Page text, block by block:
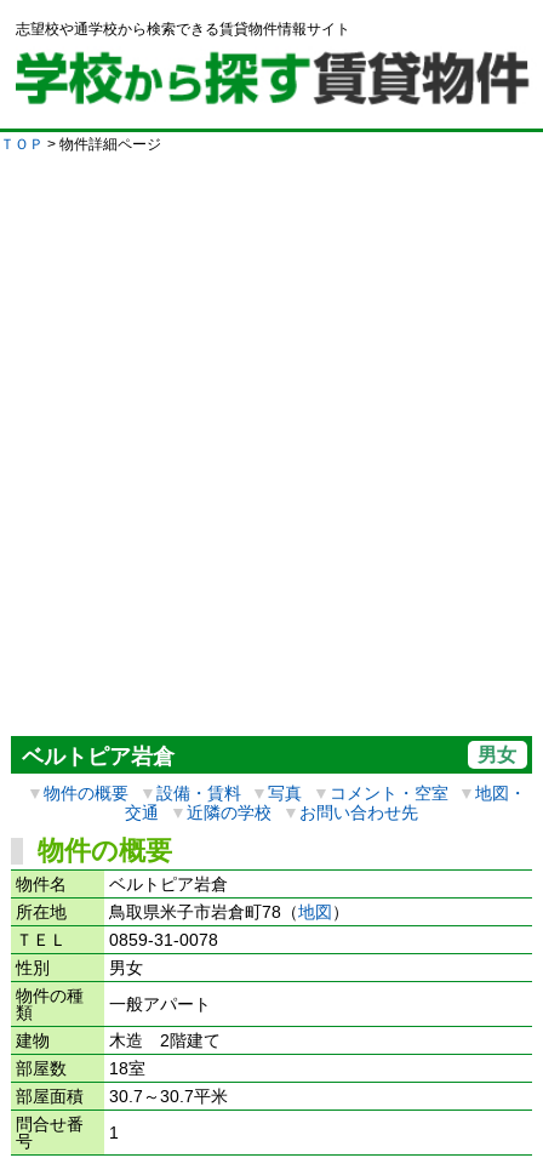
志望校や通学校から検索できる賃貸物件情報サイト
ＴＯＰ > 物件詳細ページ
ベルトピア岩倉 男女
▼物件の概要 ▼設備・賃料 ▼写真 ▼ コメント・空室 ▼地図・
交通
▼近隣の学校 ▼ お問い合わせ先
物件の概要
物件名
ベルトピア岩倉
所在地
鳥取県米子市岩倉町78（地図 ）
ＴＥＬ
0859-31-0078
性別
男女
物件の種
類
一般アパート
建物
木造 2階建て
部屋数
18室
部屋面積
30.7～30.7平米
問合せ番
号
1